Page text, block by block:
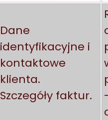
Dane
identyfikacyjne i
kontaktowe
klienta.
Szczegóły faktur.